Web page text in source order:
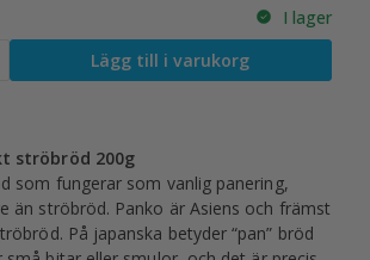
I lager
Lägg till i varukorg
ströbröd 200g
som fungerar som vanlig panering,
än ströbröd. Panko är Asiens och främst
På japanska betyder “pan” bröd